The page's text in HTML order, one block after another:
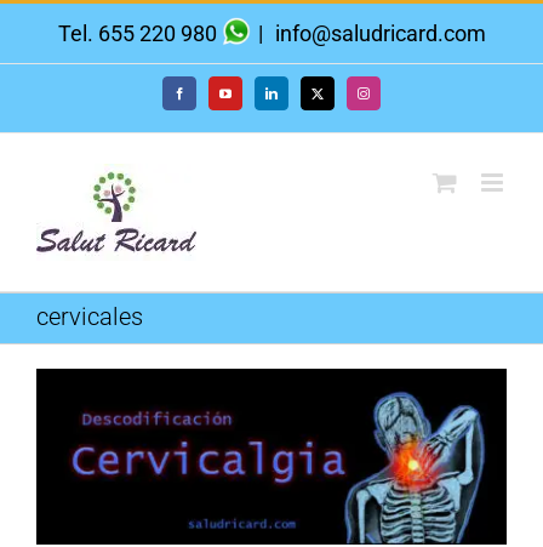
Tel. 655 220 980 | info@saludricard.com
FacebookYouTube LinkedIn X Instagram
cervicales